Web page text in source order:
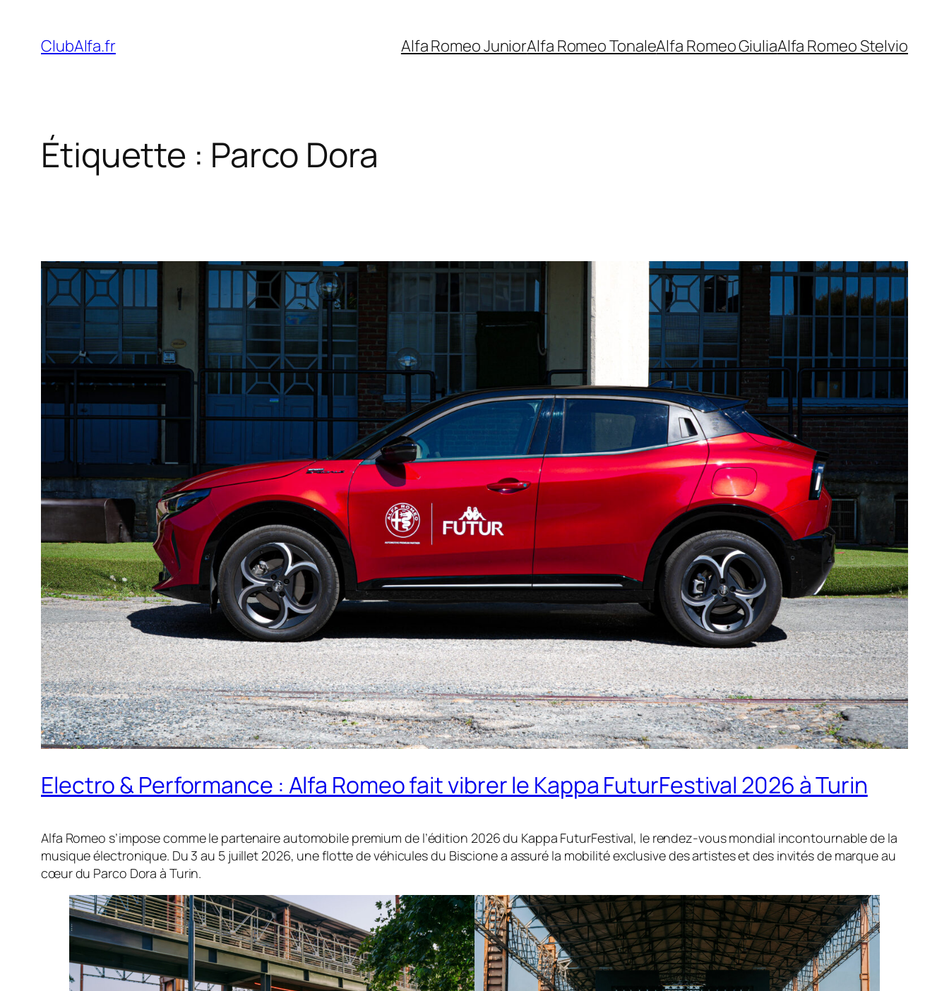
contenu
ClubAlfa.fr Alfa Romeo JuniorAlfa Romeo TonaleAlfa Romeo GiuliaAlfa Romeo Stelvio
Étiquette : Parco Dora
Electro & Performance : Alfa Romeo fait vibrer le Kappa FuturFestival 2026 à Turin
Alfa Romeo s’impose comme le partenaire automobile premium de l’édition 2026 du Kappa FuturFestival, le rendez-vous mondial incontournable de la
musique électronique. Du 3 au 5 juillet 2026, une flotte de véhicules du Biscione a assuré la mobilité exclusive des artistes et des invités de marque au
cœur du Parco Dora à Turin.